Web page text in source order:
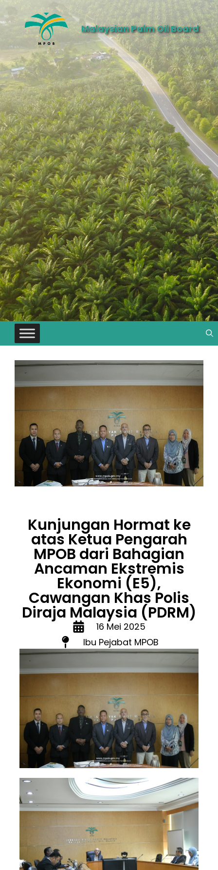
Malaysian Palm Oil Board
Kunjungan Hormat ke
atas Ketua Pengarah
MPOB dari Bahagian
Ancaman Ekstremis
Ekonomi (E5),
Cawangan Khas Polis
Diraja Malaysia (PDRM)
16 Mei 2025
Ibu Pejabat MPOB